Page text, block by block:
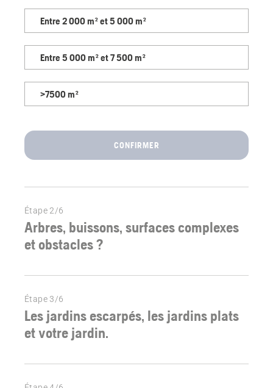
nous
vous
robot
tondeuse
adapté
jardin.
Entre 2 000 m² et 5 000 m²
Entre 5 000 m² et 7 500 m²
>7500 m²
CONFIRMER
Étape 2/6
Arbres, buissons, surfaces complexes
et obstacles ?
Étape 3/6
Les jardins escarpés, les jardins plats
et votre jardin.